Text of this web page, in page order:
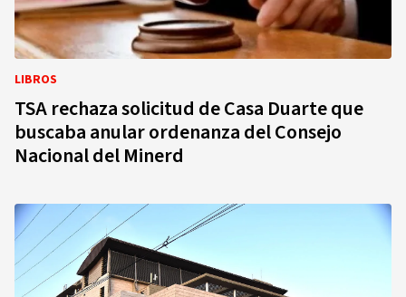
LIBROS
TSA rechaza solicitud de Casa Duarte que
buscaba anular ordenanza del Consejo
Nacional del Minerd